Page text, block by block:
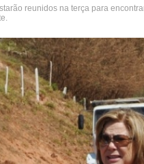
reunidos na terça para